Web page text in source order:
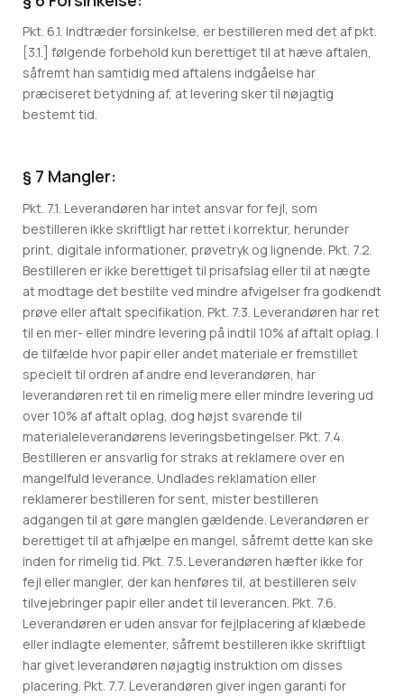
Pkt. 6.1. Indtræder forsinkelse, er bestilleren med det af pkt.
[3.1.] følgende forbehold kun berettiget til at hæve aftalen,
såfremt han samtidig med aftalens indgåelse har
præciseret betydning af, at levering sker til nøjagtig
bestemt tid.
§ 7 Mangler:
Pkt. 7.1. Leverandøren har intet ansvar for fejl, som
bestilleren ikke skriftligt har rettet i korrektur, herunder
print, digitale informationer, prøvetryk og lignende. Pkt. 7.2.
Bestilleren er ikke berettiget til prisafslag eller til at nægte
at modtage det bestilte ved mindre afvigelser fra godkendt
prøve eller aftalt specifikation. Pkt. 7.3. Leverandøren har ret
til en mer- eller mindre levering på indtil 10% af aftalt oplag. I
de tilfælde hvor papir eller andet materiale er fremstillet
specielt til ordren af andre end leverandøren, har
leverandøren ret til en rimelig mere eller mindre levering ud
over 10% af aftalt oplag, dog højst svarende til
materialeleverandørens leveringsbetingelser. Pkt. 7.4.
Bestilleren er ansvarlig for straks at reklamere over en
mangelfuld leverance. Undlades reklamation eller
reklamerer bestilleren for sent, mister bestilleren
adgangen til at gøre manglen gældende. Leverandøren er
berettiget til at afhjælpe en mangel, såfremt dette kan ske
inden for rimelig tid. Pkt. 7.5. Leverandøren hæfter ikke for
fejl eller mangler, der kan henføres til, at bestilleren selv
tilvejebringer papir eller andet til leverancen. Pkt. 7.6.
Leverandøren er uden ansvar for fejlplacering af klæbede
eller indlagte elementer, såfremt bestilleren ikke skriftligt
har givet leverandøren nøjagtig instruktion om disses
placering. Pkt. 7.7. Leverandøren giver ingen garanti for